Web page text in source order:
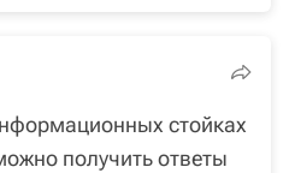
стойках
получить ответы